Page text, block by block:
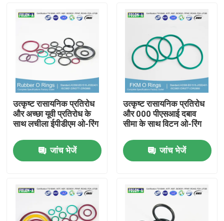
उत्कृष्ट रासायनिक प्रतिरोध
और अच्छा यूवी प्रतिरोध के
साथ लचीला ईपीडीएम ओ-रिंग
जांच भेजें
उत्कृष्ट रासायनिक प्रतिरोध
और 000 पीएसआई दबाव
सीमा के साथ विटन ओ-रिंग
जांच भेजें